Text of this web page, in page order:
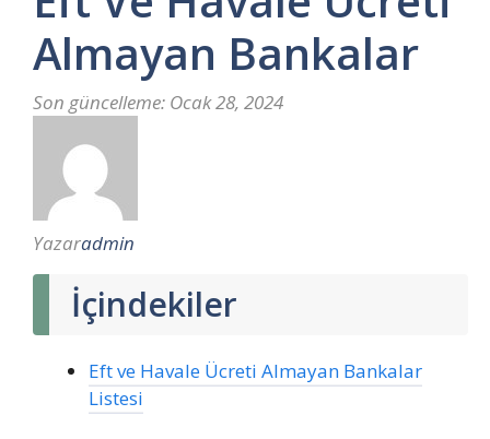
Almayan Bankalar
Son güncelleme: Ocak 28, 2024
Yazaradmin
İçindekiler
Eft ve Havale Ücreti Almayan Bankalar
Listesi